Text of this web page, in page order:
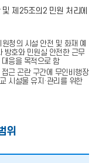
및 제25조의2 민원 처리에
청의 시설 안전 및 화재 예
방호와 민원실 안전한 근무
응을 목적으로 함
근 곤란 구간에 무인비행장
시설물 유지·관리를 위한
위